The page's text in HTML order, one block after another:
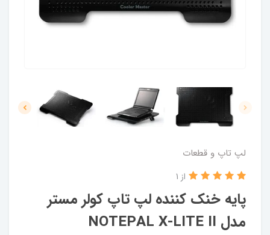
لپ تاپ و قطعات
پایه خنک کننده لپ تاپ کولر مستر
مدل NOTEPAL X-LITE II
از 1